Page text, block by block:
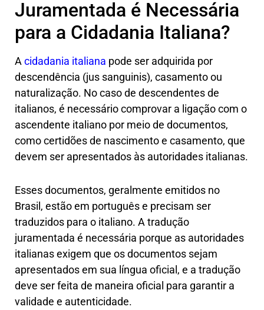
Juramentada é Necessária
para a Cidadania Italiana?
Acidadania italiana pode ser adquirida por
descendência (jus sanguinis), casamento ou
naturalização. No caso de descendentes de
italianos, é necessário comprovar a ligação com o
ascendente italiano por meio de documentos,
como certidões de nascimento e casamento, que
devem ser apresentados às autoridades italianas.
Esses documentos, geralmente emitidos no
Brasil, estão em português e precisam ser
traduzidos para o italiano. A tradução
juramentada é necessária porque as autoridades
italianas exigem que os documentos sejam
apresentados em sua língua oficial, e a tradução
deve ser feita de maneira oficial para garantir a
validade e autenticidade.